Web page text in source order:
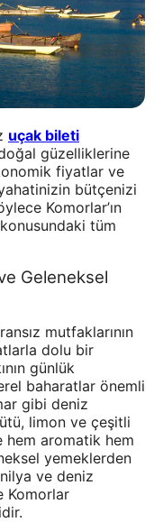
uçak bileti
güzelliklerine
fiyatlar ve
bütçenizi
Komorlar’ın
tüm
Geleneksel
mutfaklarının
dolu bir
günlük
baharatlar önemli
gibi deniz
limon ve çeşitli
hem aromatik hem
yemeklerden
ve deniz
Komorlar